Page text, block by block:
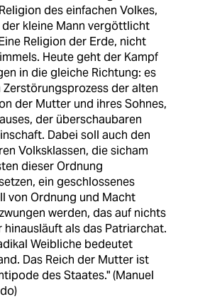
des einfachen Volkes,
der kleine Mann vergöttlicht
Religion der Erde, nicht
Heute geht der Kampf
in die gleiche Richtung: es
Zerstörungsprozess der alten
der Mutter und ihres Sohnes,
der überschaubaren
Dabei soll auch den
Volksklassen, die sicham
dieser Ordnung
ein geschlossenes
von Ordnung und Macht
werden, das auf nichts
hinausläuft als das Patriarchat.
Weibliche bedeutet
Das Reich der Mutter ist
des Staates." (Manuel